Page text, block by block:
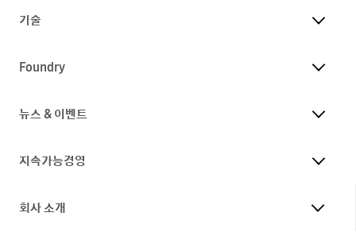
기술
Foundry
뉴스 & 이벤트
지속가능경영
회사 소개